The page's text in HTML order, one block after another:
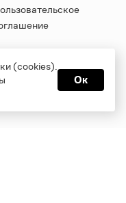
(cookies).
Ок